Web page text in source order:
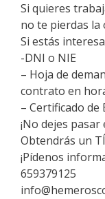
Si quieres
no te pierdas la
Si estás
-DNI o NIE
– Hoja de
contrato en
– Certificado de
¡No dejes
Obtendrás un
¡Pídenos
659379125